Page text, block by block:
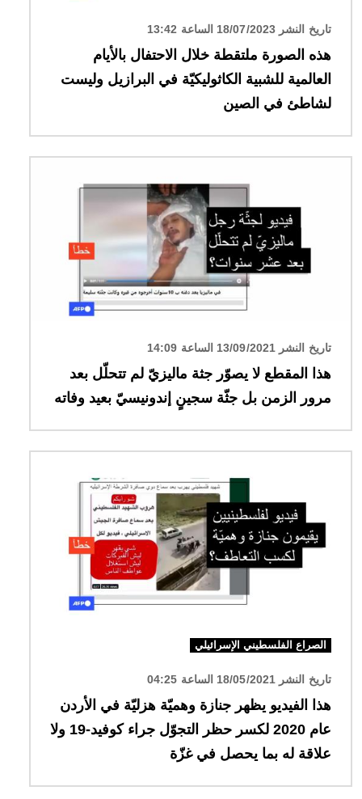
تاريخ النشر 18/07/2023 الساعة 13:42
هذه الصورة ملتقطة خلال الاحتفال بالأيام
العالمية للشبية الكاثوليكيّة في البرازيل وليست
لشاطئ في الصين
تاريخ النشر 13/09/2021 الساعة 14:09
هذا المقطع لا يصوّر جثة ماليزيّ لم تتحلّل بعد
مرور الزمن بل جثّة سجينٍ إندونيسيّ بعيد وفاته
الصراع الفلسطيني الإسرائيلي
تاريخ النشر 18/05/2021 الساعة 04:25
هذا الفيديو يظهر جنازة وهميّة هزليّة في الأردن
عام 2020 لكسر حظر التجوّل جراء كوفيد-19 ولا
علاقة له بما يحصل في غزّة